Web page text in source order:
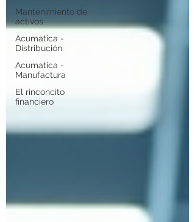
Mantenimiento de
activos
Acumatica -
Distribución
Acumatica -
Manufactura
El rinconcito
financiero